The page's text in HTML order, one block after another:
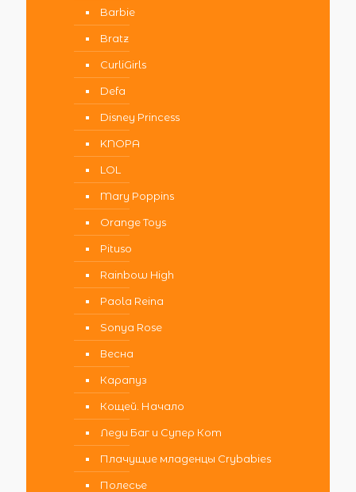
Barbie
Bratz
CurliGirls
Defa
Disney Princess
KNOPA
LOL
Mary Poppins
Orange Toys
Pituso
Rainbow High
Paola Reina
Sonya Rose
Весна
Карапуз
Кощей. Начало
Леди Баг и Супер Кот
Плачущие младенцы Crybabies
Полесье